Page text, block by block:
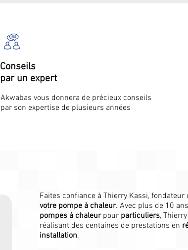
Conseils
par un expert
Akwabas vous donnera de précieux conseils
par son expertise de plusieurs années
Faites confiance à Thierry Kassi,
votre pompe à chaleur. Avec plus de 10
pompes à chaleur pour particuliers,
réalisant des centaines de prestations en
installation.